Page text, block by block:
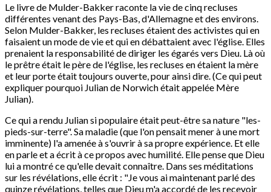
Le livre de Mulder-Bakker raconte la vie de cinq recluses
différentes venant des Pays-Bas, d'Allemagne et des environs.
Selon Mulder-Bakker, les recluses étaient des activistes qui en
faisaient un mode de vie et qui en débattaient avec l'église. Elles
prenaient la responsabilité de diriger les égarés vers Dieu. Là où
le prêtre était le père de l'église, les recluses en étaient la mère
et leur porte était toujours ouverte, pour ainsi dire. (Ce qui peut
expliquer pourquoi Julian de Norwich était appelée Mère
Julian).
Ce qui a rendu Julian si populaire était peut-être sa nature "les-
pieds-sur-terre". Sa maladie (que l'on pensait mener à une mort
imminente) l'a amenée à s'ouvrir à sa propre expérience. Et elle
en parle et a écrit à ce propos avec humilité. Elle pense que Dieu
lui a montré ce qu'elle devait connaître. Dans ses méditations
sur les révélations, elle écrit : "Je vous ai maintenant parlé des
quinze révélations, telles que Dieu m'a accordé de les recevoir